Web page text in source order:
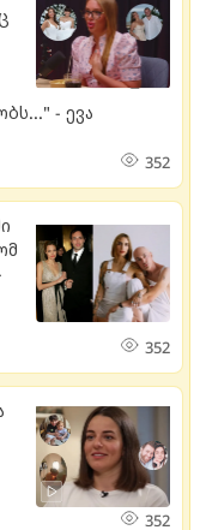
- ევა
352
352
352